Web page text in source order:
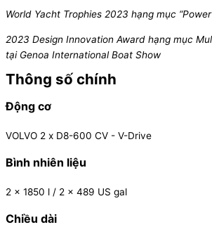
World Yacht Trophies 2023 hạng mục
2023 Design Innovation Award hạng mục
tại Genoa International Boat Show
Thông số chính
Động cơ
VOLVO 2 x D8-600 CV - V-Drive
Bình nhiên liệu
2 x 1850 l / 2 x 489 US gal
Chiều dài